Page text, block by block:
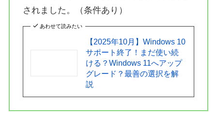
されました。（条件あり）
あわせて読みたい
【2025年10月】Windows 10
サポート終了！まだ使い続
ける？Windows 11へアップ
グレード？最善の選択を解
説